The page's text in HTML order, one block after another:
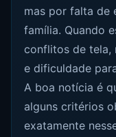
mas por falta de
família. Quando
conflitos de tela,
e dificuldade
A boa notícia é
alguns critérios
exatamente